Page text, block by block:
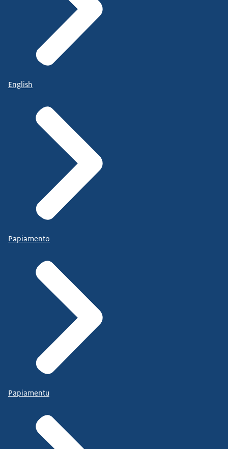
English
Papiamento
Papiamentu